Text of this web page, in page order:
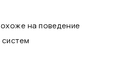
на поведение